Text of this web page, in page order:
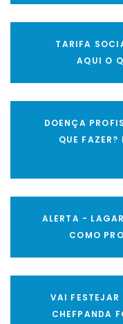
TARIFA
AQUI O
DOENÇA
QUE
ALERTA -
COMO
VAI
CHEFPANDA